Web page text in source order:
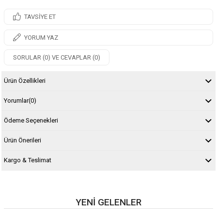
TAVSIYE ET
YORUM YAZ
SORULAR (0) VE CEVAPLAR (0)
Ürün Özellikleri
Yorumlar(0)
Ödeme Seçenekleri
Ürün Önerileri
Kargo & Teslimat
YENI GELENLER